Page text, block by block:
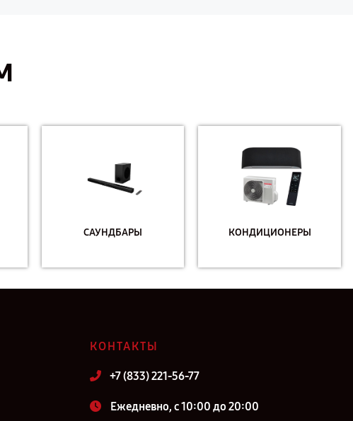
САУНДБАРЫ КОНДИЦИОНЕРЫ
КОНТАКТЫ
+7 (833) 221-56-77
Ежедневно, с 10:00 до 20:00